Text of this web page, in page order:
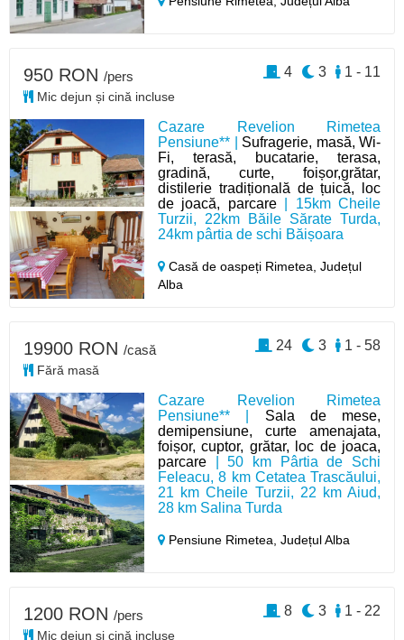
Cazare Revelion Rimetea
Pensiune** | Sufragerie, masă, Wi-
Fi, terasă, bucatarie, terasa,
gradină, curte, foișor,grătar,
distilerie tradițională de țuică, loc
de joacă, parcare| 15km Cheile
Turzii, 22km Băile Sărate Turda,
24km pârtia de schi Băișoara
Casă de oaspeți Rimetea,Județul
Alba
950 RON /pers
Mic dejun și cină incluse
1 - 11
3
4
Cazare Revelion Rimetea
Pensiune** | Sala de mese,
demipensiune, curte amenajata,
foișor, cuptor, grătar, loc de joaca,
parcare | 50 km Pârtia de Schi
Feleacu, 8 km Cetatea Trascăului,
21 km Cheile Turzii, 22 km Aiud,
28 km Salina Turda
Pensiune Rimetea,Județul Alba
19900 RON /casă
Fără masă
1 - 58
3
24
1200 RON /pers
Mic dejun și cină incluse
1 - 22
3
8